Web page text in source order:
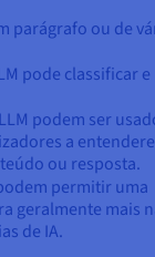
parágrafo ou de
pode classificar e
podem ser
a
ou resposta.
permitir uma
geralmente mais
de IA.